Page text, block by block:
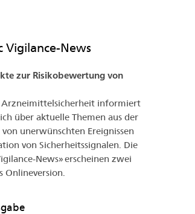
Vigilance-News
zur Risikobewertung von
informiert
über aktuelle Themen aus der
unerwünschten Ereignissen
von Sicherheitssignalen. Die
News» erscheinen zwei
Onlineversion.